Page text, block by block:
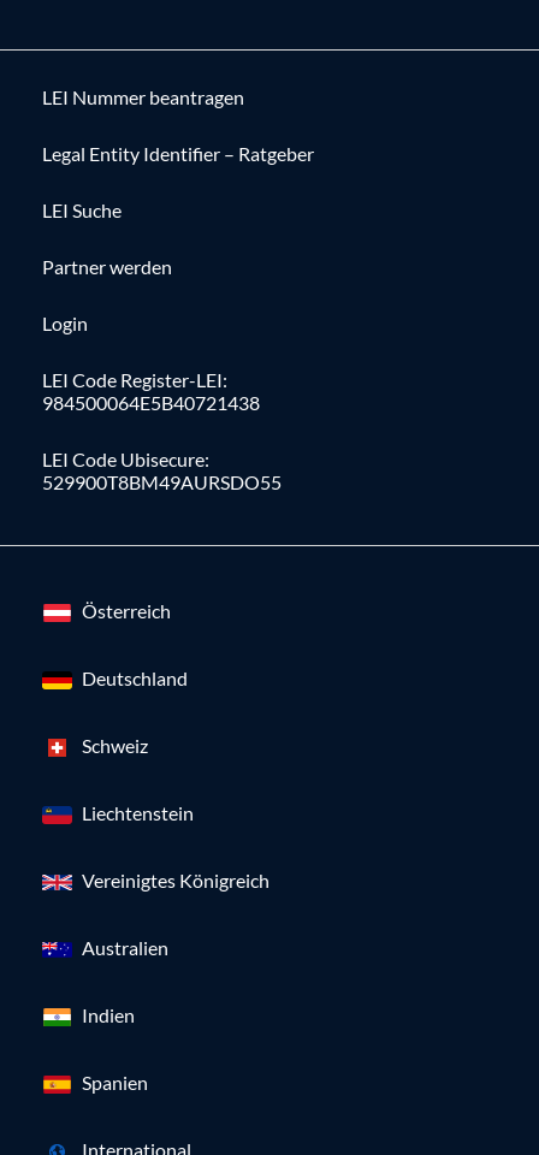
LEI Nummer beantragen
Legal Entity Identifier – Ratgeber
LEI Suche
Partner werden
Login
LEI Code Register-LEI:
984500064E5B40721438
LEI Code Ubisecure:
529900T8BM49AURSDO55
Österreich
Deutschland
Schweiz
Liechtenstein
Vereinigtes Königreich
Australien
Indien
Spanien
International